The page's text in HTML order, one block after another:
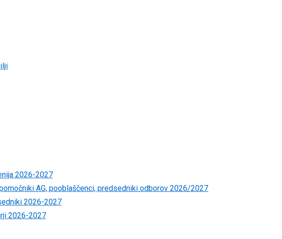
2026-2027
AG, pooblaščenci, predsedniki odborov 2026/2027
2026-2027
2026-2027